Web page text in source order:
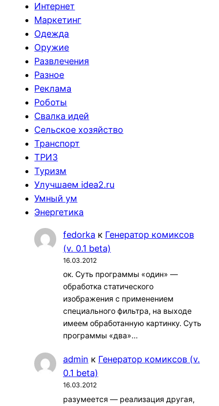
Интернет
Маркетинг
Одежда
Оружие
Развлечения
Разное
Реклама
Роботы
Свалка идей
Сельское хозяйство
Транспорт
ТРИЗ
Туризм
Улучшаем idea2.ru
Умный ум
Энергетика
fedorka к Генератор комиксов
(v. 0.1 beta)
16.03.2012
ок. Суть программы «один» —
обработка статического
изображения с применением
специального фильтра, на выходе
имеем обработанную картинку. Суть
программы «два»…
admin к Генератор комиксов (v.
0.1 beta)
16.03.2012
разумеется — реализация другая,